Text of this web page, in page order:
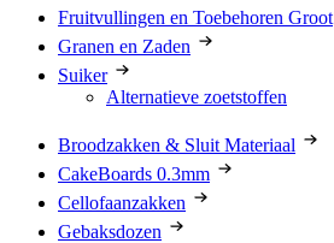
Fruitvullingen en Toebehoren Groot
Granen en Zaden
Suiker
Alternatieve zoetstoffen
Broodzakken & Sluit Materiaal
CakeBoards 0.3mm
Cellofaanzakken
Gebaksdozen